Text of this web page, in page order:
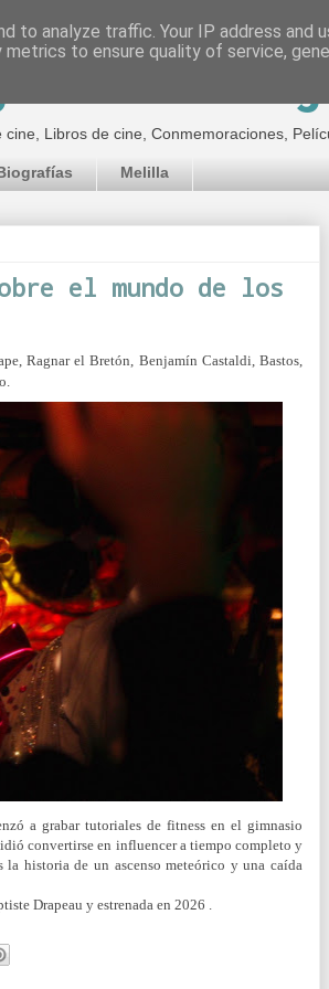
de Jorge
Libros de cine, Conmemoraciones,
Melilla
el mundo de los
Ragnar el Bretón, Benjamín Castaldi, Bastos,
a grabar tutoriales de fitness en el gimnasio
convertirse en influencer a tiempo completo y
historia de un ascenso meteórico y una caída
Drapeau y estrenada en 2026 .
to analyze traffic. Your IP address and
to ensure quality of service,